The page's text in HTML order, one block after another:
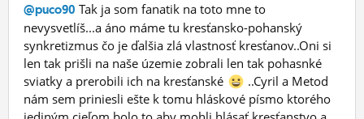
@puco90 Tak ja som fanatik na toto mne to
nevysvetlíš...a áno máme tu kresťansko-pohanský
synkretizmus čo je ďalšia zlá vlastnosť kresťanov..Oni si
len tak prišli na naše územie zobrali len tak pohasnké
sviatky a prerobili ich na kresťanské
..Cyril a Metod
nám sem priniesli ešte k tomu hláskové písmo ktorého